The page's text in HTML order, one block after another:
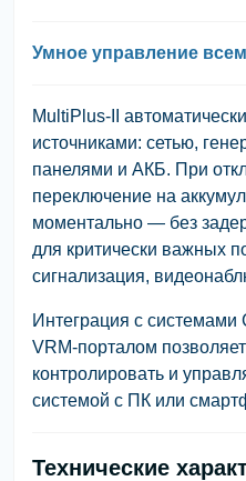
Умное управление
MultiPlus-II
источниками: сетью,
панелями и АКБ. При
переключение на
моментально — без
для критически важных
сигнализация,
Интеграция с системами
VRM-порталом
контролировать и
системой с ПК или
Технические